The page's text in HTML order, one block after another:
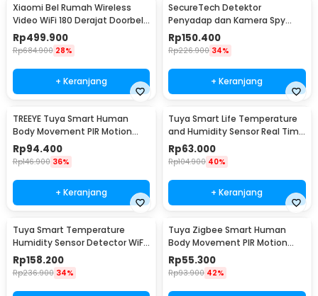
Xiaomi Bel Rumah Wireless
Video WiFi 180 Derajat Doorbell
- MJML05-FJ
Rp499.900
Rp684.900 28%
+ Keranjang
SecureTech Detektor
Penyadap dan Kamera Spy
Hidden Camera Bug Detector -
X13
Rp150.400
Rp226.900 34%
+ Keranjang
TREEYE Tuya Smart Human
Body Movement PIR Motion
Sensor WiFi - TY10
Rp94.400
Rp146.900 36%
+ Keranjang
Tuya Smart Life Temperature
and Humidity Sensor Real Time
WiFi - TY-03
Rp63.000
Rp104.900 40%
+ Keranjang
Tuya Smart Temperature
Humidity Sensor Detector WiFi
- LTH01-W
Rp158.200
Rp236.900 34%
Tuya Zigbee Smart Human
Body Movement PIR Motion
Sensor Detector - ZB-PL/ZB-P
Rp55.300
Rp93.900 42%